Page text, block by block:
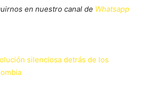
en nuestro canal de Whatsapp
silenciosa detrás de los